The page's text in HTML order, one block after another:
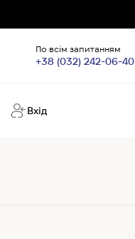
По всім запитанням
+38 (032) 242-06-40
Вхід